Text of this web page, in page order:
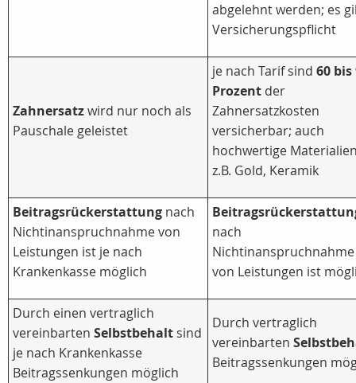
abgelehnt werden; es
Versicherungspflicht
Zahnersatzwird nur noch als
Pauschale geleistet
je nach Tarif sind 60 bis
Prozent der
Zahnersatzkosten
versicherbar; auch
hochwertige
z.B. Gold, Keramik
Beitragsrückerstattung nach
Nichtinanspruchnahme von
Leistungen ist je nach
Krankenkasse möglich
nach
Nichtinanspruchnahme
von Leistungen ist
Durch einen vertraglich
vereinbarten Selbstbehalt sind
je nach Krankenkasse
Beitragssenkungen möglich
Durch vertraglich
vereinbarten
Beitragssenkungen